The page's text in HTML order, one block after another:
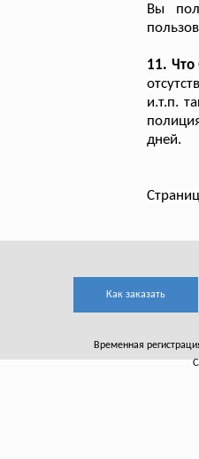
Вы
11. Что
и.т.п.
дней.
Как заказать
Временная